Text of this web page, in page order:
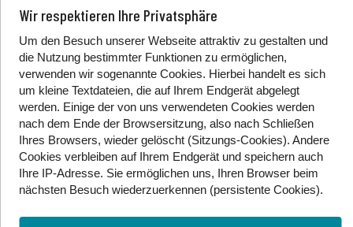
*Alternativlink zum Video:YouTube
Oman
Katar
Bahrain
Jemen
Türkei
Wir respektieren Ihre Privatsphäre
Um den Besuch unserer Webseite attraktiv zu gestalten und
die Nutzung bestimmter Funktionen zu ermöglichen,
verwenden wir sogenannte Cookies. Hierbei handelt es sich
um kleine Textdateien, die auf Ihrem Endgerät abgelegt
werden. Einige der von uns verwendeten Cookies werden
nach dem Ende der Browsersitzung, also nach Schließen
Ihres Browsers, wieder gelöscht (Sitzungs-Cookies). Andere
Cookies verbleiben auf Ihrem Endgerät und speichern auch
Ihre IP-Adresse. Sie ermöglichen uns, Ihren Browser beim
nächsten Besuch wiederzuerkennen (persistente Cookies).